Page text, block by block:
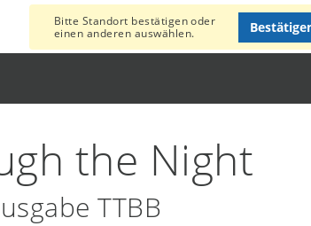
Bitte Standort bestätigen oder
einen anderen auswählen.
the Night
TTBB